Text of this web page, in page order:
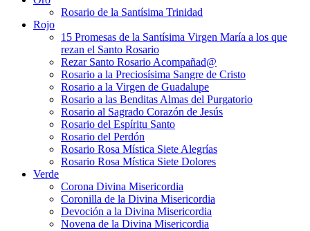
Rosario de la Santísima Trinidad
Rojo
15 Promesas de la Santísima Virgen María a los que
rezan el Santo Rosario
Rezar Santo Rosario Acompañad@
Rosario a la Preciosísima Sangre de Cristo
Rosario a la Virgen de Guadalupe
Rosario a las Benditas Almas del Purgatorio
Rosario al Sagrado Corazón de Jesús
Rosario del Espíritu Santo
Rosario del Perdón
Rosario Rosa Mística Siete Alegrías
Rosario Rosa Mística Siete Dolores
Verde
Corona Divina Misericordia
Coronilla de la Divina Misericordia
Devoción a la Divina Misericordia
Novena de la Divina Misericordia